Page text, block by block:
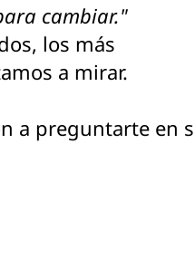
cambiar."
los más
a mirar.
a preguntarte en